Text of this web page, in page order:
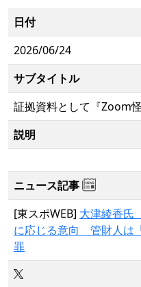
日付
2026/06/24
サブタイトル
証拠資料として『Zoom
説明
ニュース記事
[東スポWEB] 大津綾香氏
に応じる意向 管財人は
罪